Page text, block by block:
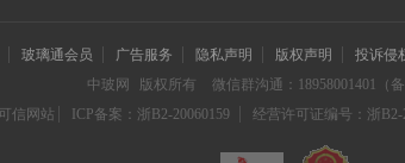
玻璃通会员 广告服务 隐私声明 版权声明 投诉侵
中玻网
版权所有
微信群沟通：18958001401（
信网站
ICP备案：浙B2-20060159 经营许可证编号：浙B2-